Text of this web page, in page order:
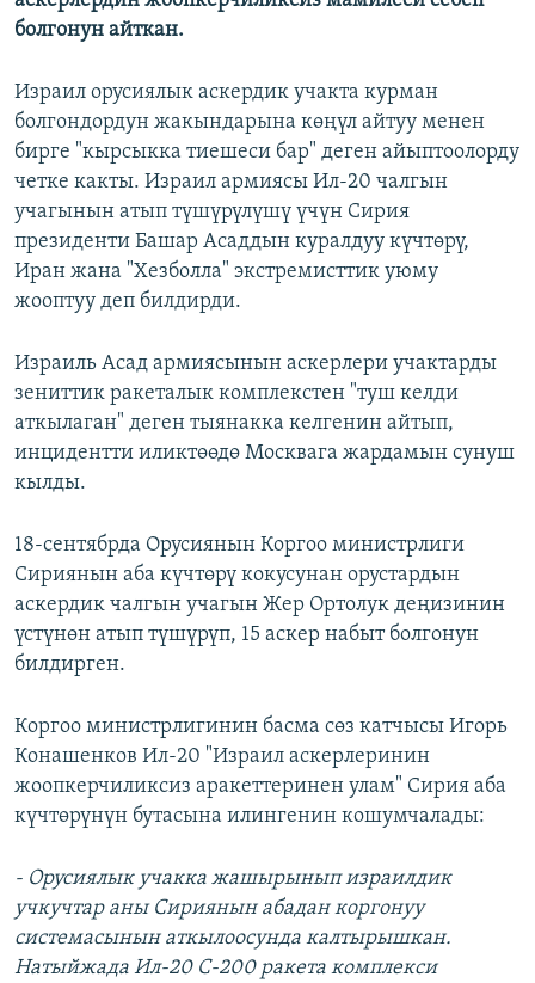
болгонун айткан.
Израил орусиялык аскердик учакта курман
болгондордун жакындарына көңүл айтуу менен
бирге "кырсыкка тиешеси бар" деген айыптоолорду
четке какты. Израил армиясы Ил-20 чалгын
учагынын атып түшүрүлүшү үчүн Сирия
президенти Башар Асаддын куралдуу күчтөрү,
Иран жана "Хезболла" экстремисттик уюму
жооптуу деп билдирди.
Израиль Асад армиясынын аскерлери учактарды
зениттик ракеталык комплекстен "туш келди
аткылаган" деген тыянакка келгенин айтып,
инцидентти иликтөөдө Москвага жардамын сунуш
кылды.
18-сентябрда Орусиянын Коргоо министрлиги
Сириянын аба күчтөрү кокусунан орустардын
аскердик чалгын учагын Жер Ортолук деңизинин
үстүнөн атып түшүрүп, 15 аскер набыт болгонун
билдирген.
Коргоо министрлигинин басма сөз катчысы Игорь
Конашенков Ил-20 "Израил аскерлеринин
жоопкерчиликсиз аракеттеринен улам" Сирия аба
күчтөрүнүн бутасына илингенин кошумчалады:
- Орусиялык учакка жашырынып израилдик
учкучтар аны Сириянын абадан коргонуу
системасынын аткылоосунда калтырышкан.
Натыйжада Ил-20 С-200 ракета комплекси